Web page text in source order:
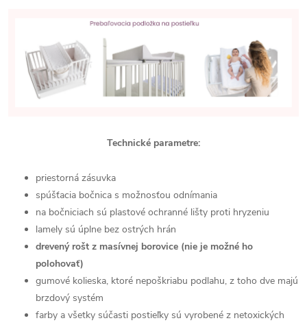
Technické parametre:
priestorná zásuvka
spúšťacia bočnica s možnosťou odnímania
na bočniciach sú plastové ochranné lišty proti hryzeniu
lamely sú úplne bez ostrých hrán
drevený rošt z masívnej borovice (nie je možné ho
polohovať)
gumové kolieska, ktoré nepoškriabu podlahu, z toho dve majú
brzdový systém
farby a všetky súčasti postieľky sú vyrobené z netoxických